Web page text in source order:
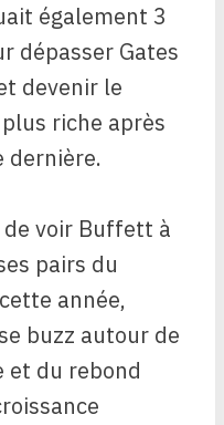
également 3
dépasser Gates
devenir le
riche après
dernière.
voir Buffett à
pairs du
année,
buzz autour de
et du rebond